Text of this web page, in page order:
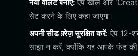
नया वॉलेट बनाएं: ऐप खोलें और
सेट करने के लिए कहा जाएगा।
अपनी सीड फ़्रेज़ सुरक्षित करें: ऐप 12-
साझा न करें, क्योंकि यह आपके फंड की